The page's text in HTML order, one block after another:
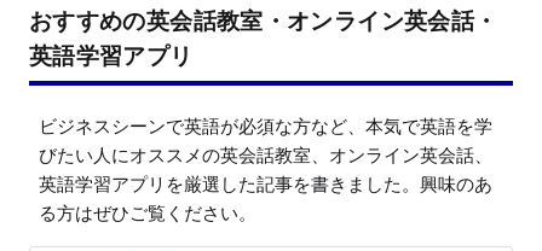
おすすめの英会話教室・オンライン英会話・
英語学習アプリ
ビジネスシーンで英語が必須な方など、本気で英語を学
びたい人にオススメの英会話教室、オンライン英会話、
英語学習アプリを厳選した記事を書きました。興味のあ
る方はぜひご覧ください。